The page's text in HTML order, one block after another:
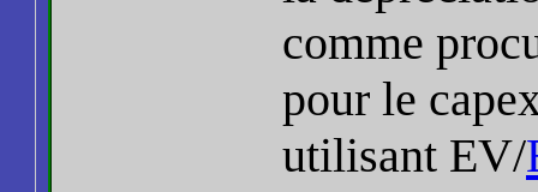
comme
pour le
utilisant EV/